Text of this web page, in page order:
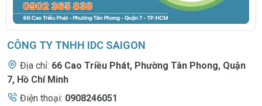
CÔNG TY TNHH IDC SAIGON
Địa chỉ: 66 Cao Triều Phát, Phường Tân Phong, Quận
7, Hồ Chí Minh
Điện thoại: 0908246051